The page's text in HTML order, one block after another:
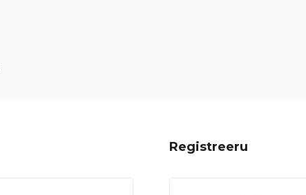
Registreeru